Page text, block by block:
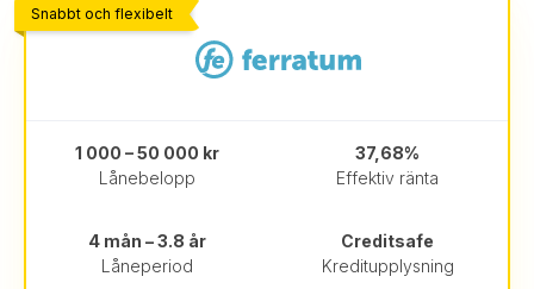
Snabbt och flexibelt
Lånebelopp
1 000 – 50 000 kr
Effektiv ränta
37,68%
Låneperiod
4 mån – 3.8 år
Kreditupplysning
Creditsafe